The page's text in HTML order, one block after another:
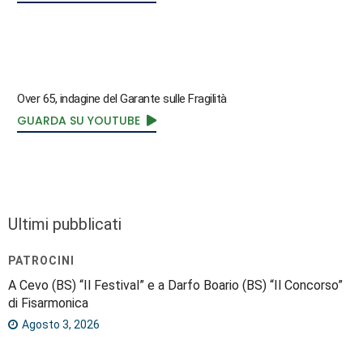
Over 65, indagine del Garante sulle Fragilità
GUARDA SU YOUTUBE
Ultimi pubblicati
PATROCINI
A Cevo (BS) “Il Festival” e a Darfo Boario (BS) “Il Concorso”
di Fisarmonica
Agosto 3, 2026